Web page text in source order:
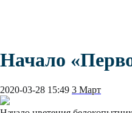
Начало
2020-03-28 15:49 3 Март